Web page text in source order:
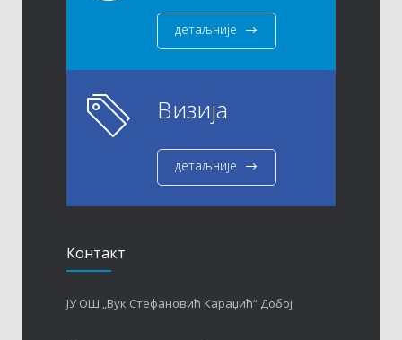
детаљније
Визија
детаљније
Контакт
ЈУ ОШ „Вук Стефановић Караџић“ Добој